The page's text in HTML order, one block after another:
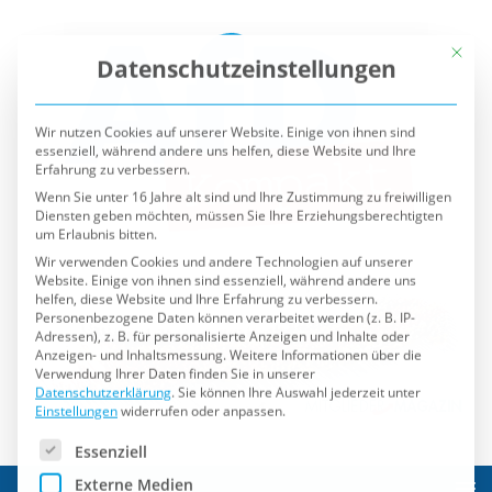
Datenschutzeinstellungen
essenziell, während andere uns helfen, diese Website und Ihre
Erfahrung zu verbessern.
Wenn Sie unter 16 Jahre alt sind und Ihre Zustimmung zu freiwilligen
Diensten geben möchten, müssen Sie Ihre Erziehungsberechtigten
um Erlaubnis bitten.
Wir verwenden Cookies und andere Technologien auf unserer
Website. Einige von ihnen sind essenziell, während andere uns
helfen, diese Website und Ihre Erfahrung zu verbessern.
Personenbezogene Daten können verarbeitet werden (z. B. IP-
Adressen), z. B. für personalisierte Anzeigen und Inhalte oder
Anzeigen- und Inhaltsmessung.Weitere Informationen über die
Verwendung Ihrer Daten finden Sie in unserer
Datenschutzerklärung. Sie können Ihre Auswahl jederzeit unter
Einstellungenwiderrufen oder anpassen.